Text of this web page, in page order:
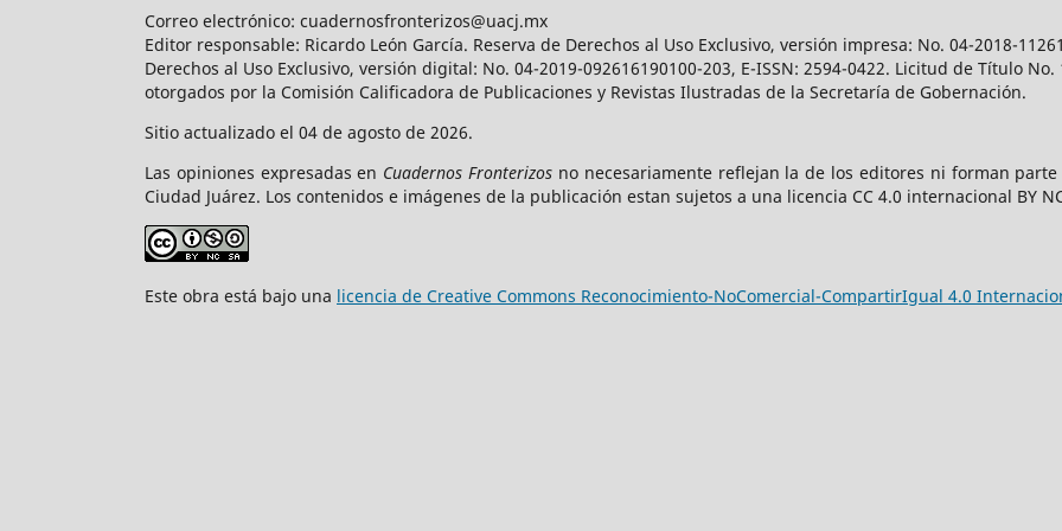
Correo electrónico: cuadernosfronterizos@uacj.mx
Editor responsable: Ricardo León García. Reserva de Derechos al Uso Exclusivo, versión impresa: No. 04-2018-
Derechos al Uso Exclusivo, versión digital: No. 04-2019-092616190100-203, E-ISSN: 2594-0422. Licitud de Título
otorgados por la Comisión Calificadora de Publicaciones y Revistas Ilustradas de la Secretaría de Gobernación.
Sitio actualizado el 04 de agosto de 2026.
Las opiniones expresadas en Cuadernos Fronterizos no necesariamente reflejan la de los editores ni forman
Ciudad Juárez. Los contenidos e imágenes de la publicación estan sujetos a una licencia CC 4.0 internacional BY
Este obra está bajo una licencia de Creative Commons Reconocimiento-NoComercial-CompartirIgual 4.0